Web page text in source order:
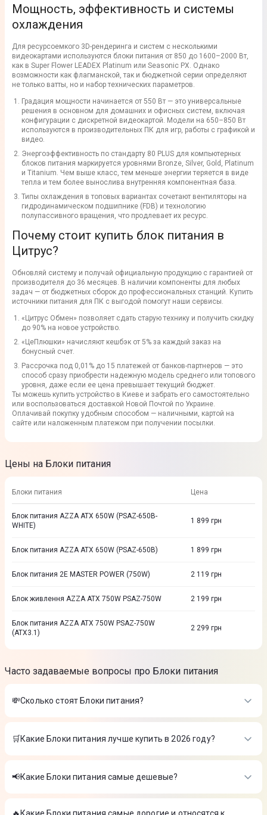
Мощность, эффективность и системы
охлаждения
Для ресурсоемкого 3D-рендеринга и систем с несколькими
видеокартами используются блоки питания от 850 до 1600–2000 Вт,
как в Super Flower LEADEX Platinum или Seasonic PX. Однако
возможности как флагманской, так и бюджетной серии определяют
не только ватты, но и набор технических параметров.
Градация мощности начинается от 550 Вт — это универсальные
решения в основном для домашних и офисных систем, включая
конфигурации с дискретной видеокартой. Модели на 650–850 Вт
используются в производительных ПК для игр, работы с графикой и
видео.
Энергоэффективность по стандарту 80 PLUS для компьютерных
блоков питания маркируется уровнями Bronze, Silver, Gold, Platinum
и Titanium. Чем выше класс, тем меньше энергии теряется в виде
тепла и тем более вынослива внутренняя компонентная база.
Типы охлаждения в топовых вариантах сочетают вентиляторы на
гидродинамическом подшипнике (FDB) и технологию
полупассивного вращения, что продлевает их ресурс.
Почему стоит купить блок питания в
Цитрус?
Обновляй систему и получай официальную продукцию с гарантией от
производителя до 36 месяцев. В наличии компоненты для любых
задач — от бюджетных сборок до профессиональных станций. Купить
источники питания для ПК с выгодой помогут наши сервисы.
«Цитрус Обмен» позволяет сдать старую технику и получить скидку
до 90% на новое устройство.
«ЦеПлюшки» начисляют кешбэк от 5% за каждый заказ на
бонусный счет.
Рассрочка под 0,01% до 15 платежей от банков-партнеров — это
способ сразу приобрести надежную модель среднего или топового
уровня, даже если ее цена превышает текущий бюджет.
Ты можешь купить устройство в Киеве и забрать его самостоятельно
или воспользоваться доставкой Новой Почтой по Украине.
Оплачивай покупку удобным способом — наличными, картой на
сайте или наложенным платежом при получении посылки.
Цены на Блоки питания
Блоки питания Цена
Блок питания AZZA ATX 650W (PSAZ-650B-
WHITE)
1 899 грн
Блок питания AZZA ATX 650W (PSAZ-650B) 1 899 грн
Блок питания 2E MASTER POWER (750W) 2 119 грн
Блок живлення AZZA ATX 750W PSAZ-750W 2 199 грн
Блок питания AZZA ATX 750W PSAZ-750W
(ATX3.1)
2 299 грн
Часто задаваемые вопросы про Блоки питания
💸Сколько стоят Блоки питания?
Стоимость товаров в категории Блоки питания в интернет-
магазине Цитрус
Блок питания SEASONIC ATX 650 Вт FOCUS-SPX-650
Блок питания GIGABYTE ATX3.1 1000W GP-UD1000GM PG5
🛒Какие Блоки питания лучше купить в 2026 году?
Самые лучшие Блоки питания в 2026 году по мнению
интернет-магазина Цитрус
Блок питания SEASONIC ATX 650 Вт FOCUS-SPX-650
📢Какие Блоки питания самые дешевые?